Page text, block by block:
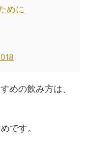
めに
めの飲み方は、
です。